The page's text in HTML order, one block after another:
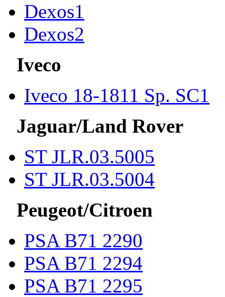
Dexos1
Dexos2
Iveco
Iveco 18-1811 Sp. SC1
Jaguar/Land Rover
ST JLR.03.5005
ST JLR.03.5004
Peugeot/Citroen
PSA B71 2290
PSA B71 2294
PSA B71 2295